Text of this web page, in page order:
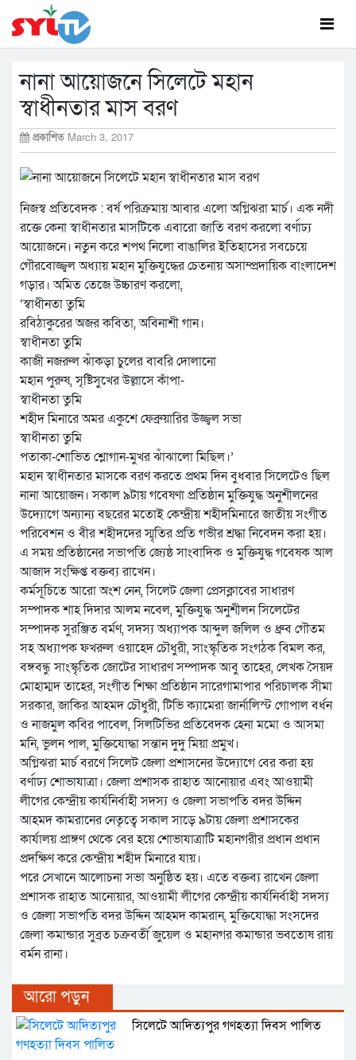
নানা আয়োজনে সিলেটে মহান
স্বাধীনতার মাস বরণ
প্রকাশিত March 3, 2017
নিজস্ব প্রতিবেদক : বর্ষ পরিক্রমায় আবার এলো অগ্নিঝরা মার্চ। এক নদী
রক্তে কেনা স্বাধীনতার মাসটিকে এবারো জাতি বরণ করলো বর্ণাঢ্য
আয়োজনে। নতুন করে শপথ নিলো বাঙালির ইতিহাসের সবচেয়ে
গৌরবোজ্জ্বল অধ্যায় মহান মুক্তিযুদ্ধের চেতনায় অসাম্প্রদায়িক বাংলাদেশ
গড়ার। অমিত তেজে উচ্চারণ করলো,
‘স্বাধীনতা তুমি
রবিঠাকুরের অজর কবিতা, অবিনাশী গান।
স্বাধীনতা তুমি
কাজী নজরুল ঝাঁকড়া চুলের বাবরি দোলানো
মহান পুরুষ, সৃষ্টিসুখের উল্লাসে কাঁপা-
স্বাধীনতা তুমি
শহীদ মিনারে অমর একুশে ফেব্রুয়ারির উজ্জ্বল সভা
স্বাধীনতা তুমি
পতাকা-শোভিত শ্লোগান-মুখর ঝাঁঝালো মিছিল।’
মহান স্বাধীনতার মাসকে বরণ করতে প্রথম দিন বুধবার সিলেটেও ছিল
নানা আয়োজন। সকাল ৯টায় গবেষণা প্রতিষ্ঠান মুক্তিযুদ্ধ অনুশীলনের
উদ্যোগে অন্যান্য বছরের মতোই কেন্দ্রীয় শহীদমিনারে জাতীয় সংগীত
পরিবেশন ও বীর শহীদদের স্মৃতির প্রতি গভীর শ্রদ্ধা নিবেদন করা হয়।
এ সময় প্রতিষ্ঠানের সভাপতি জ্যেষ্ঠ সাংবাদিক ও মুক্তিযুদ্ধ গবেষক আল
আজাদ সংক্ষিপ্ত বক্তব্য রাখেন।
কর্মসূচিতে আরো অংশ নেন, সিলেট জেলা প্রেসক্লাবের সাধারণ
সম্পাদক শাহ দিদার আলম নবেল, মুক্তিযুদ্ধ অনুশীলন সিলেটের
সম্পাদক সুরঞ্জিত বর্মণ, সদস্য অধ্যাপক আব্দুল জলিল ও ধ্রুব গৌতম
সহ অধ্যাপক ফখরুল ওয়াহেদ চৌধুরী, সাংস্কৃতিক সংগঠক বিমল কর,
বঙ্গবন্ধু সাংস্কৃতিক জোটের সাধারণ সম্পাদক আবু তাহের, লেখক সৈয়দ
মোহাম্মদ তাহের, সংগীত শিক্ষা প্রতিষ্ঠান সারেগামাপার পরিচালক সীমা
সরকার, জাকির আহমদ চৌধুরী, টিভি ক্যামেরা জার্নালিস্ট গোপাল বর্ধন
ও নাজমুল কবির পাবেল, সিলটিভির প্রতিবেদক হেনা মমো ও আসমা
মনি, ভুলন পাল, মুক্তিযোদ্ধা সন্তান দুদু মিয়া প্রমুখ।
অগ্নিঝরা মার্চ বরণে সিলেট জেলা প্রশাসনের উদ্যোগে বের করা হয়
বর্ণাঢ্য শোভাযাত্রা। জেলা প্রশাসক রাহাত আনোয়ার এবং আওয়ামী
লীগের কেন্দ্রীয় কার্যনির্বাহী সদস্য ও জেলা সভাপতি বদর উদ্দিন
আহমদ কামরানের নেতৃত্বে সকাল সাড়ে ৯টায় জেলা প্রশাসকের
কার্যালয় প্রাঙ্গণ থেকে বের হয়ে শোভাযাত্রাটি মহানগরীর প্রধান প্রধান
প্রদক্ষিণ করে কেন্দ্রীয় শহীদ মিনারে যায়।
পরে সেখানে আলোচনা সভা অনুষ্ঠিত হয়। এতে বক্তব্য রাখেন জেলা
প্রশাসক রাহাত আনোয়ার, আওয়ামী লীগের কেন্দ্রীয় কার্যনির্বাহী সদস্য
ও জেলা সভাপতি বদর উদ্দিন আহমদ কামরান, মুক্তিযোদ্ধা সংসদের
জেলা কমান্ডার সুব্রত চক্রবর্তী জুয়েল ও মহানগর কমান্ডার ভবতোষ রায়
বর্মন রানা।
আরো পড়ুন
সিলেটে আদিত্যপুর গণহত্যা দিবস পালিত